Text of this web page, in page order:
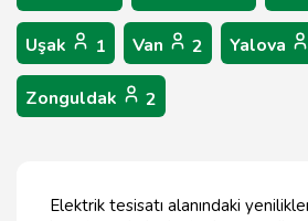
Uşak 1 Van 2 Yalova
Zonguldak 2
Elektrik tesisatı alanındaki